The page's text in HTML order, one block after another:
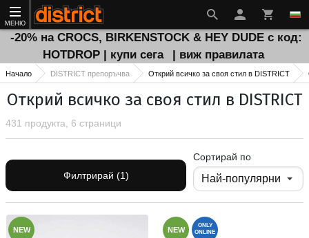
МЕНЮ
-20% на CROCS, BIRKENSTOCK & HEY DUDE с код:
HOTDROP | купи сега
| виж правилата
Начало DISTRICT препоръчва Открий всичко за своя стил в DISTRICT
Открий всичко за своя стил в DISTRICT
431 продукта, 6 страници
Филтрирай (1)
Сортирай по
NEW NEW
ONLY
ONLINE